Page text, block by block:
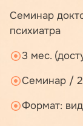
Семинар
психиатра
3 мес.
Семинар / 2
Формат: